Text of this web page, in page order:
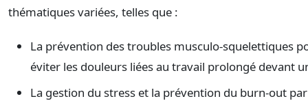
thématiques variées, telles que :
La prévention des troubles musculo-squelettiques
éviter les douleurs liées au travail prolongé devant
La gestion du stress et la prévention du burn-out